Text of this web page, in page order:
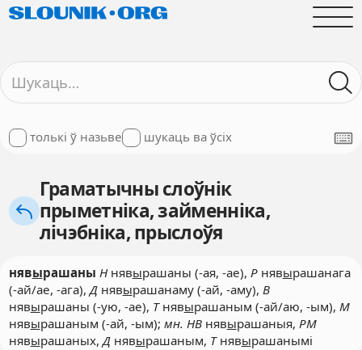
толькі ў назьве шукаць ва ўсіх
Граматычны слоўнік
прыметніка, займенніка,
лічэбніка, прыслоўя
нявырашаны Ннявырашаны (-ая, -ае), Рнявырашанага
(-ай/ае, -ага),Днявырашанаму (-ай, -аму), В
нявырашаны (-ую, -ае), Тнявырашаным (-ай/аю, -ым), М
нявырашаным (-ай, -ым); мн. НВнявырашаныя, РМ
нявырашаных,Днявырашаным, Тнявырашанымі